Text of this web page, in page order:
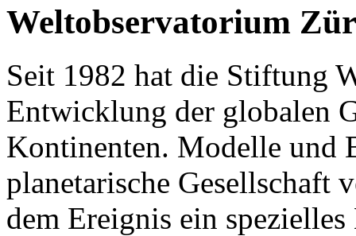
Weltobservatorium
Seit 1982 hat die Stiftung
Entwicklung der globalen
Kontinenten. Modelle und
planetarische Gesellschaft
dem Ereignis ein